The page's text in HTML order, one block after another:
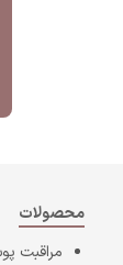
محصولات
مراقبت